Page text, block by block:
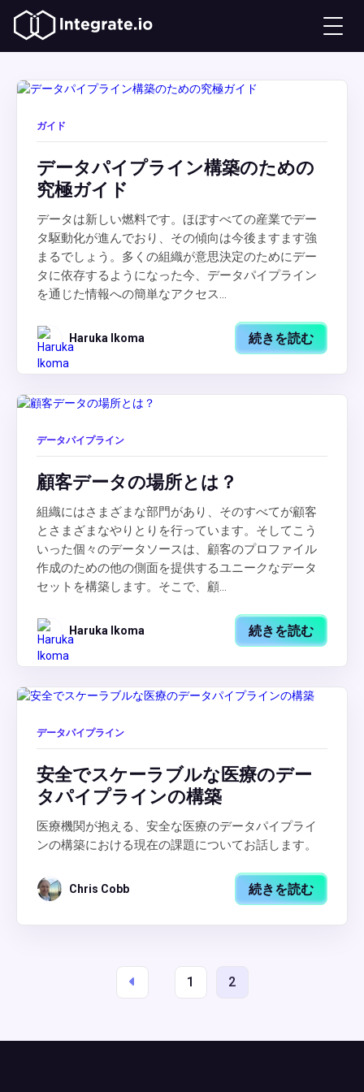
ガイド
データパイプライン構築のための
究極ガイド
データは新しい燃料です。ほぼすべての産業でデー
タ駆動化が進んでおり、その傾向は今後ますます強
まるでしょう。多くの組織が意思決定のためにデー
タに依存するようになった今、データパイプライン
を通じた情報への簡単なアクセス...
Haruka Ikoma 続きを読む
データパイプライン
顧客データの場所とは？
組織にはさまざまな部門があり、そのすべてが顧客
とさまざまなやりとりを行っています。そしてこう
いった個々のデータソースは、顧客のプロファイル
作成のための他の側面を提供するユニークなデータ
セットを構築します。そこで、顧...
Haruka Ikoma 続きを読む
データパイプライン
安全でスケーラブルな医療のデー
タパイプラインの構築
医療機関が抱える、安全な医療のデータパイプライ
ンの構築における現在の課題についてお話します。
Chris Cobb 続きを読む
1 2